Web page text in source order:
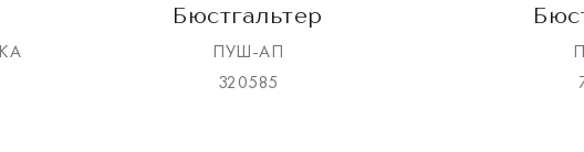
Бюстгальтер
ПУШ-АП
320585